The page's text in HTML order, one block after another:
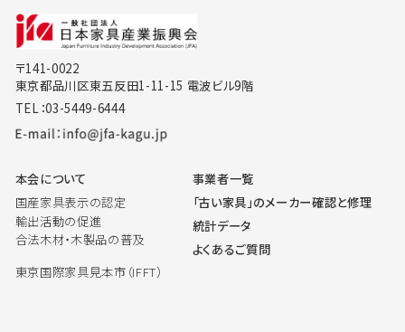
〒141-0022
東京都品川区東五反田1-11-15 電波ビル9階
TEL：03-5449-6444
本会について
国産家具表示の認定
輸出活動の促進
合法木材・木製品の普及
東京国際家具見本市（IFFT）
事業者一覧
「古い家具」のメーカー確認と修理
統計データ
よくあるご質問